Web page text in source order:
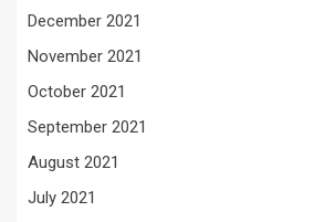
December 2021
November 2021
October 2021
September 2021
August 2021
July 2021